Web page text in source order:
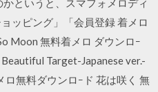
というと、スマフォメロディ
ッピング」「会員登録 着メロ
Moon 無料着メロ ダウンロｰ
Target-Japanese ver.-
ロ無料ダウンロｰド 花は咲く 無